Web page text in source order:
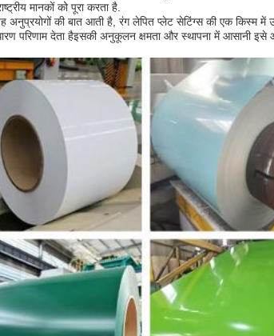
मानकों को पूरा करता है.
अनुप्रयोगों की बात आती है, रंग लेपित प्लेट सेटिंग्स की एक किस्म में
परिणाम देता हैइसकी अनुकूलन क्षमता और स्थापना में आसानी इसे